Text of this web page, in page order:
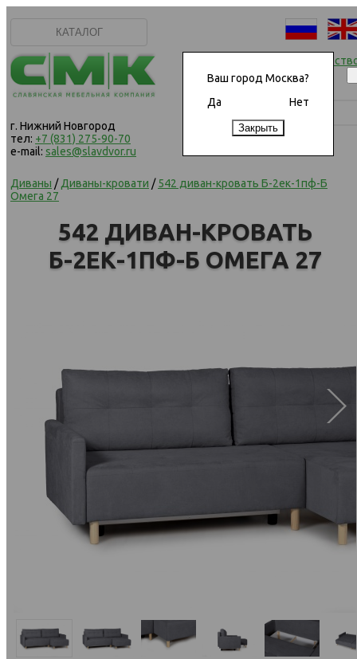
Ваш город Москва?
Да
Нет
КАТАЛОГ
г. Нижний Новгород
тел: +7 (831) 275-90-70
e-mail: sales@slavdvor.ru
Начать
Диваны /Диваны-кровати /542 диван-кровать Б-2ек-1пф-Б
Омега 27
542 ДИВАН-КРОВАТЬ
Б-2ЕК-1ПФ-Б ОМЕГА 27